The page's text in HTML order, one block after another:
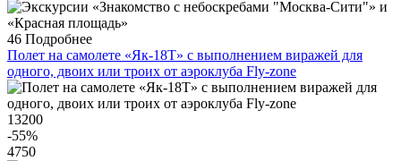
46 Подробнее
Полет на самолете «Як-18Т» с выполнением виражей для
одного, двоих или троих от аэроклуба Fly-zone
13200
-55%
4750